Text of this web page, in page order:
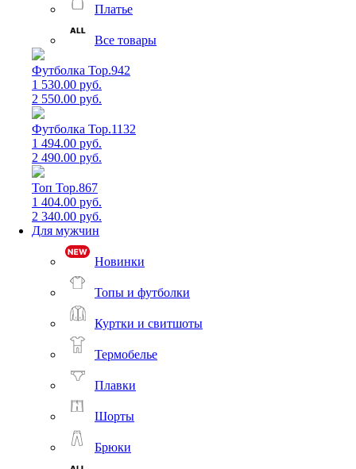
Платье
Все товары
Футболка Top.942
1 530.00 руб.
2 550.00 руб.
Футболка Top.1132
1 494.00 руб.
2 490.00 руб.
Топ Top.867
1 404.00 руб.
2 340.00 руб.
Для мужчин
Новинки
Топы и футболки
Куртки и свитшоты
Термобелье
Плавки
Шорты
Брюки